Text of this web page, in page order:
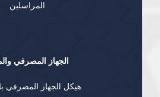
المراسلين
الجهاز المصرفي
هيكل الجهاز المصرفي